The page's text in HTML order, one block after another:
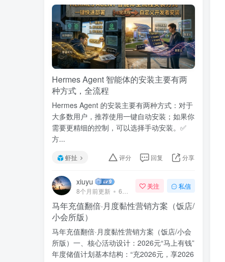
Hermes Agent 智能体的安装主要有两
种方式，全流程
Hermes Agent 的安装主要有两种方式：对于
大多数用户，推荐使用一键自动安装；如果你
需要更精细的控制，可以选择手动安装。✅
方...
虾扯 评分 回复 分享
xiuyu
8个月前更新 69次阅读
关注 私信
马年充值翻倍·月度黏性营销方案（饭店/
小会所版）
马年充值翻倍·月度黏性营销方案（饭店/小会
所版）一、核心活动设计：2026元“马上有钱”
年度储值计划基本结构：“充2026元，享2026